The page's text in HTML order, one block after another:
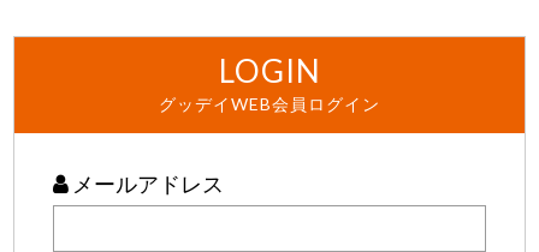
LOGIN
グッデイWEB会員ログイン
メールアドレス